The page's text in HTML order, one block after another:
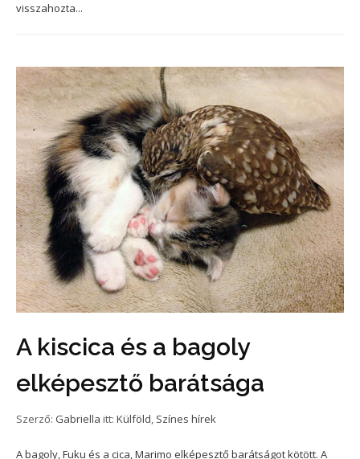
visszahozta...
A kiscica és a bagoly
elképesztő barátsága
Szerző: Gabriella itt: Külföld, Színes hírek
A bagoly, Fuku és a cica, Marimo elképesztő barátságot kötött. A